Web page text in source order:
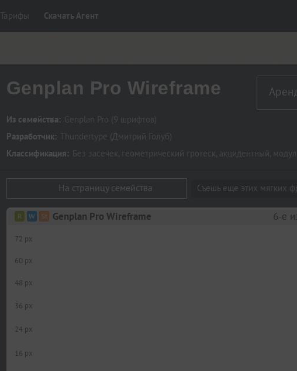
Тарифы Скачать Агент
Genplan Pro Wireframe
Из семейства: Genplan Pro (9 шрифтов)
Разработчик: Thundertype (Дмитрий Голуб)
Классификация: Без засечек, геометрический гротеск, акцидентный,
На страницу семейства Съешь еще этих мягких
Genplan Pro Wireframe 6-е
72 px
60 px
48 px
36 px
24 px
16 px